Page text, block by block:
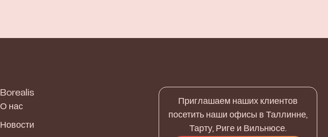
Borealis
О нас
Новости
Приглашаем наших клиентов
посетить наши офисы в Таллинне,
Тарту, Риге и Вильнюсе.